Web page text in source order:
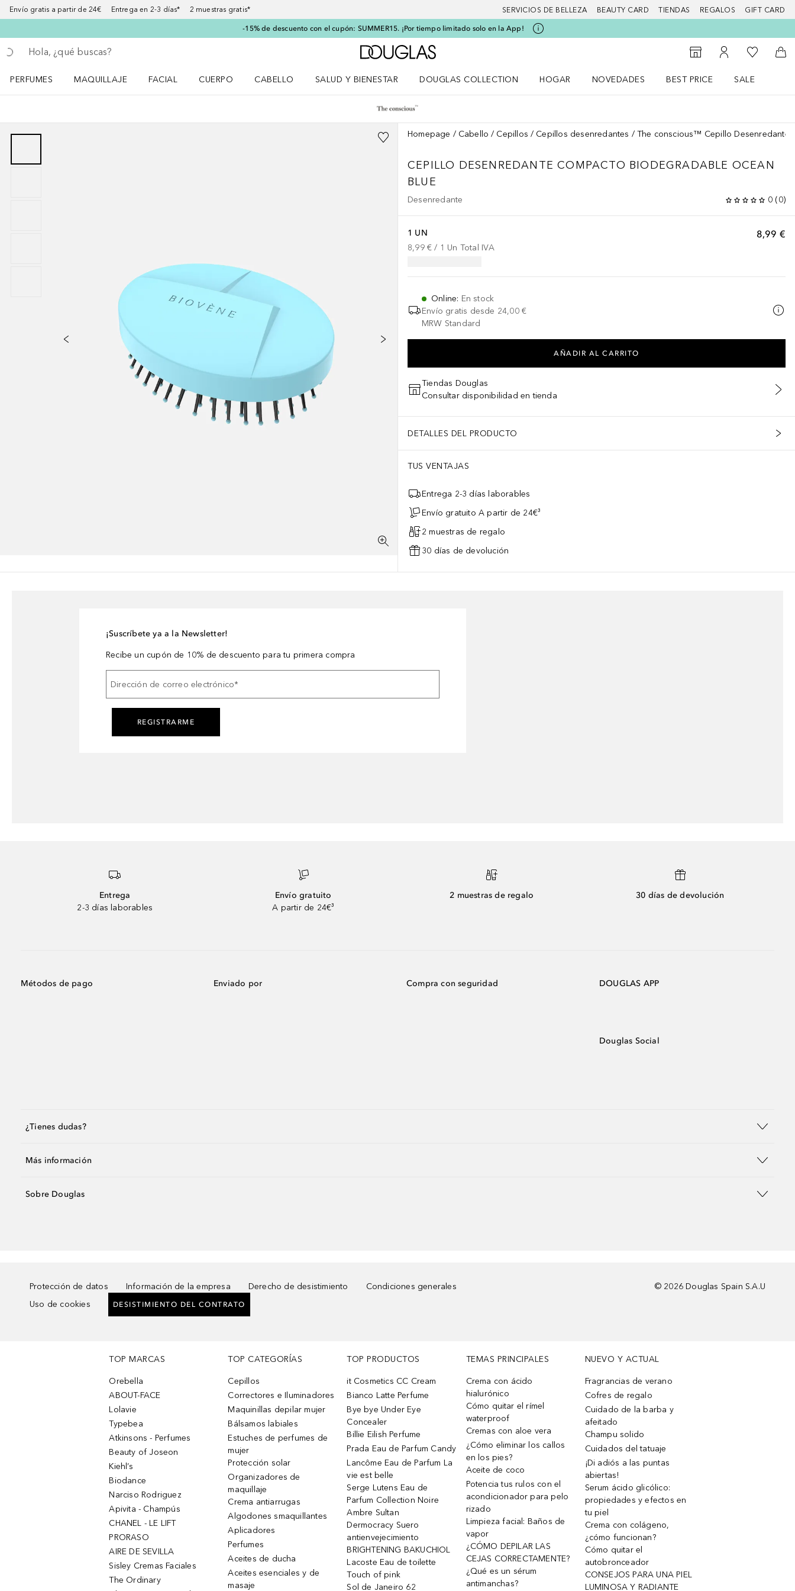
Envío gratis a partir de 24€ Entrega en 2-3 días* 2 muestras gratis* SERVICIOS DE BELLEZA BEAUTY CARD TIENDAS REGALOS GIFT CARD
-15% de descuento con el cupón: SUMMER15. ¡Por tiempo limitado solo en la App!
Regresar
Ejecutar búsqueda
A Douglas Home
Al Storefinder
Mi cuenta
Mi lista de
A
PERFUMES
MAQUILLAJE
FACIAL
CUERPO
CABELLO
SALUD Y BIENESTAR
DOUGLAS COLLECTION
HOGAR
NOVEDADES
BEST PRICE
SALE
Homepage Cabello Cepillos Cepillos desenredantes The conscious™ Cepillo Desenredante
CEPILLO DESENREDANTE COMPACTO BIODEGRADABLE OCEAN
BLUE
Desenredante 0 (0)
8,99 €
1 UN
8,99 € / 1 Un Total IVA
Online: En stock
Envío gratis desde 24,00 €
MRW Standard
AÑADIR AL CARRITO
Tiendas Douglas
Consultar disponibilidad en tienda
DETALLES DEL PRODUCTO
TUS VENTAJAS
Entrega 2-3 días laborables
Envío gratuito A partir de 24€³
2 muestras de regalo
30 días de devolución
¡Suscríbete ya a la Newsletter!
Recibe un cupón de 10% de descuento para tu primera compra
Dirección de correo electrónico*
REGISTRARME
Entrega
2-3 días laborables
Envío gratuito
A partir de 24€³
2 muestras de regalo 30 días de devolución
Métodos de pago Enviado por Compra con seguridad DOUGLAS APP
Douglas Social
¿Tienes dudas?
Más información
Sobre Douglas
Protección de datos Información de la empresa Derecho de desistimiento
Condiciones generales
Uso de cookies
DESISTIMIENTO DEL CONTRATO
© 2026 Douglas Spain S.A.U
TOP MARCAS
Orebella
ABOUT-FACE
Lolavie
Typebea
Atkinsons - Perfumes
Beauty of Joseon
Kiehl’s
Biodance
Narciso Rodriguez
Apivita - Champús
CHANEL - LE LIFT
PRORASO
AIRE DE SEVILLA
Sisley Cremas Faciales
The Ordinary
TOP CATEGORÍAS
Cepillos
Correctores e Iluminadores
Maquinillas depilar mujer
Bálsamos labiales
Estuches de perfumes de
mujer
Protección solar
Organizadores de
maquillaje
Crema antiarrugas
Algodones smaquillantes
Aplicadores
Perfumes
Aceites de ducha
Aceites esenciales y de
masaje
TOP PRODUCTOS
it Cosmetics CC Cream
Bianco Latte Perfume
Bye bye Under Eye
Concealer
Billie Eilish Perfume
Prada Eau de Parfum Candy
Lancôme Eau de Parfum La
vie est belle
Serge Lutens Eau de
Parfum Collection Noire
Ambre Sultan
Dermocracy Suero
antienvejecimiento
BRIGHTENING BAKUCHIOL
Lacoste Eau de toilette
Touch of pink
Sol de Janeiro 62
TEMAS PRINCIPALES
Crema con ácido
hialurónico
Cómo quitar el rímel
waterproof
Cremas con aloe vera
¿Cómo eliminar los callos
en los pies?
Aceite de coco
Potencia tus rulos con el
acondicionador para pelo
rizado
Limpieza facial: Baños de
vapor
¿CÓMO DEPILAR LAS
CEJAS CORRECTAMENTE?
¿Qué es un sérum
antimanchas?
NUEVO Y ACTUAL
Fragrancias de verano
Cofres de regalo
Cuidado de la barba y
afeitado
Champu solido
Cuidados del tatuaje
¡Di adiós a las puntas
abiertas!
Serum ácido glicólico:
propiedades y efectos en
tu piel
Crema con colágeno,
¿cómo funcionan?
Cómo quitar el
autobronceador
CONSEJOS PARA UNA PIEL
LUMINOSA Y RADIANTE